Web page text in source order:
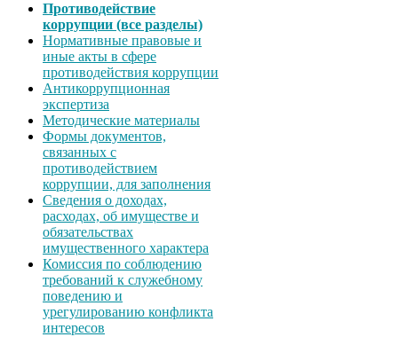
Противодействие
коррупции (все разделы)
Нормативные правовые и
иные акты в сфере
противодействия коррупции
Антикоррупционная
экспертиза
Методические материалы
Формы документов,
связанных с
противодействием
коррупции, для заполнения
Сведения о доходах,
расходах, об имуществе и
обязательствах
имущественного характера
Комиссия по соблюдению
требований к служебному
поведению и
урегулированию конфликта
интересов